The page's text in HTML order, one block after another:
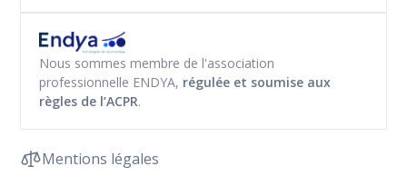
Nous sommes membre de l'association
professionnelle ENDYA, régulée et soumise aux
règles de l’ACPR.
Mentions légales